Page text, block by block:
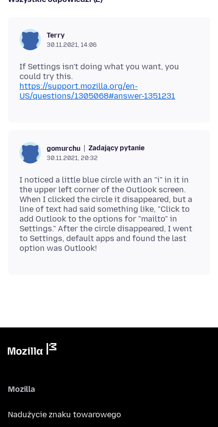
Terry
30.11.2021, 14:06
If Settings isn't doing what you want, you
https://support.mozilla.org/en-
US/questions/1305068#answer-1351231
gomurchu Zadający pytanie
30.11.2021, 20:32
I noticed a little blue circle with an "i" in it in
the upper left corner of the Outlook screen.
When I clicked the circle it disappeared, but a
line of text had said something like, "Click to
add Outlook to the options for "mailto" in
Settings." After the circle disappeared, I went
to Settings, default apps and found the last
Mozilla
Nadużycie znaku towarowego